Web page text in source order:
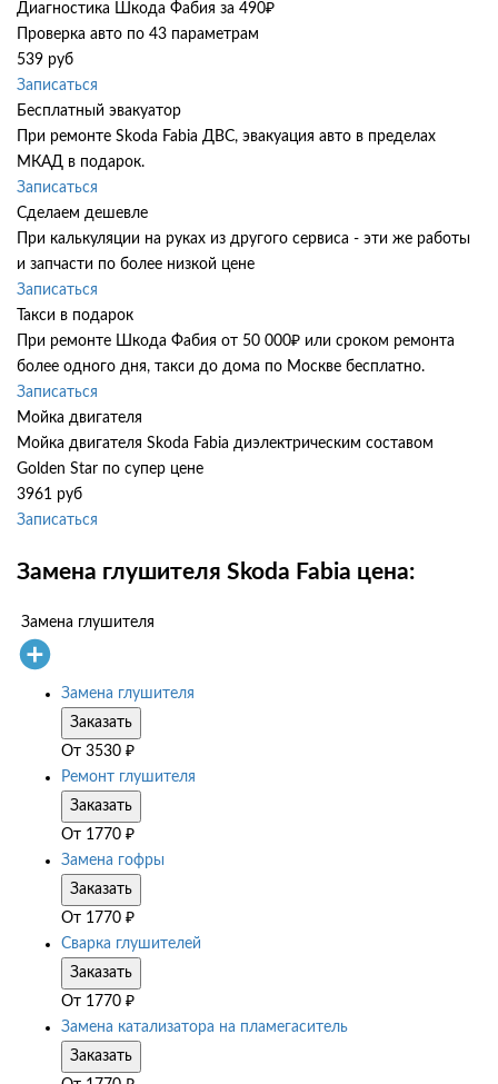
Диагностика Шкода Фабия за 490₽
Проверка авто по 43 параметрам
539 руб
Записаться
Бесплатный эвакуатор
При ремонте Skoda Fabia ДВС, эвакуация авто в пределах
МКАД в подарок.
Записаться
Сделаем дешевле
При калькуляции на руках из другого сервиса - эти же работы
и запчасти по более низкой цене
Записаться
Такси в подарок
При ремонте Шкода Фабия от 50 000₽ или сроком ремонта
более одного дня, такси до дома по Москве бесплатно.
Записаться
Мойка двигателя
Мойка двигателя Skoda Fabia диэлектрическим составом
Golden Star по супер цене
3961 руб
Записаться
Замена глушителя Skoda Fabia цена:
Замена глушителя
Замена глушителя
Заказать
От 3530 ₽
Ремонт глушителя
Заказать
От 1770 ₽
Замена гофры
Заказать
От 1770 ₽
Сварка глушителей
Заказать
От 1770 ₽
Замена катализатора на пламегаситель
Заказать